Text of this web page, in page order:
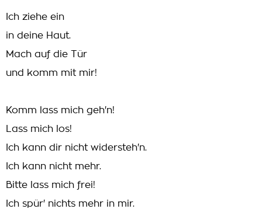
Ich ziehe ein
in deine Haut.
Mach auf die Tür
und komm mit mir!
Komm lass mich geh'n!
Lass mich los!
Ich kann dir nicht widersteh'n.
Ich kann nicht mehr.
Bitte lass mich frei!
Ich spür' nichts mehr in mir.